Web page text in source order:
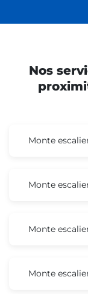
Nos
Monte
Monte
Monte
Monte